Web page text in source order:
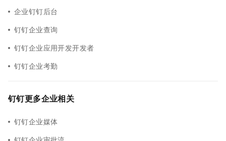
企业钉钉后台
钉钉企业查询
钉钉企业应用开发开发者
钉钉企业考勤
钉钉更多企业相关
钉钉企业媒体